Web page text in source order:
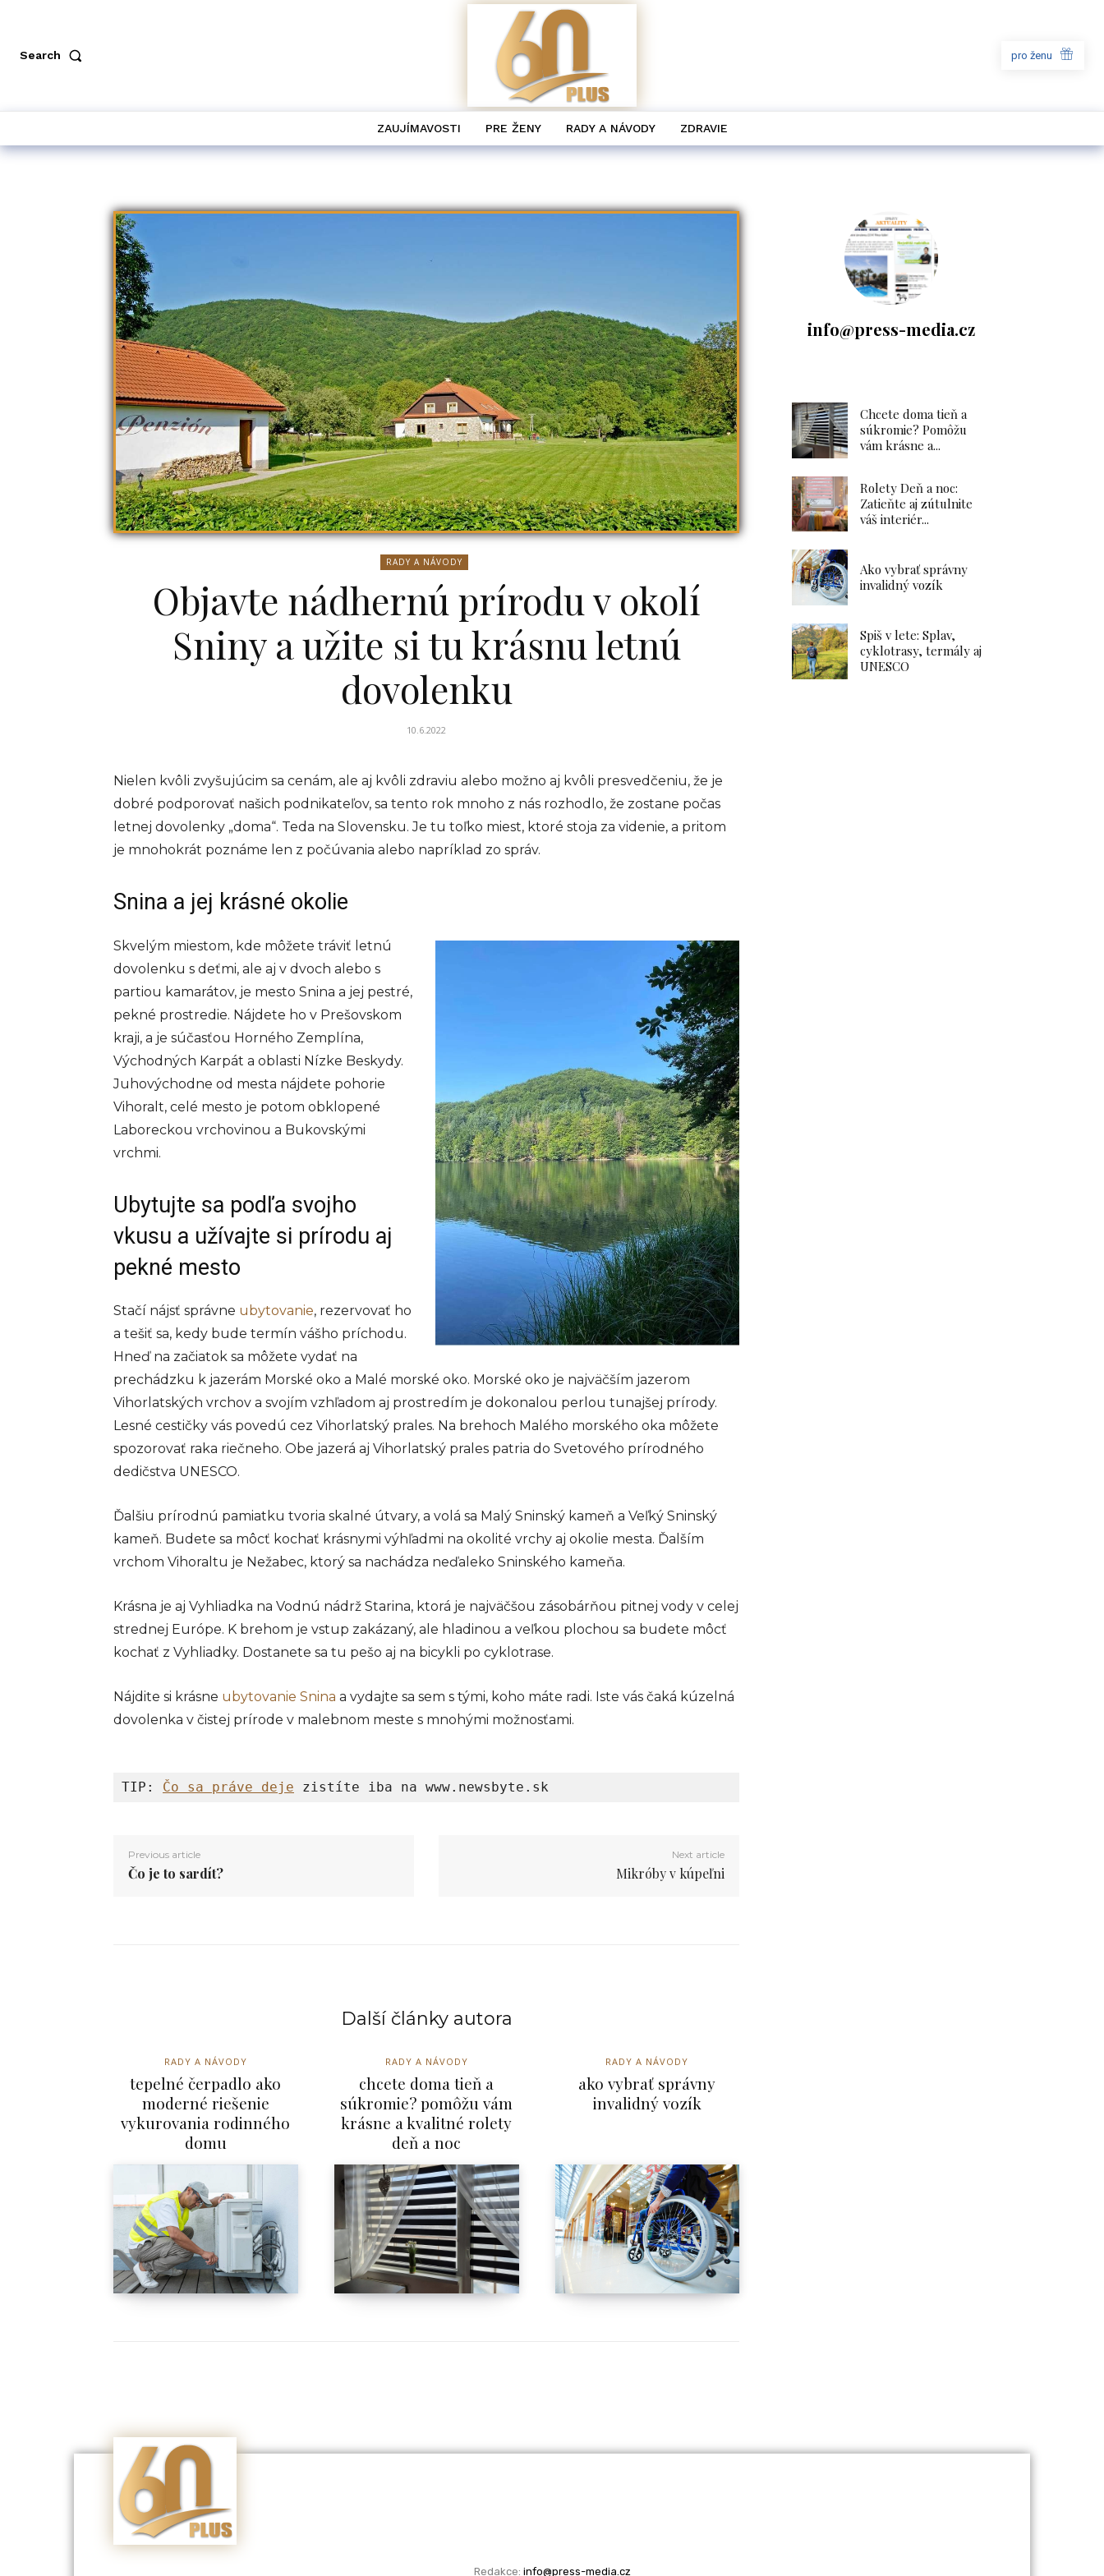
Search pro ženu
ZAUJÍMAVOSTI PRE ŽENY RADY A NÁVODY ZDRAVIE
RADY A NÁVODY
Objavte nádhernú prírodu v okolí
Sniny a užite si tu krásnu letnú
dovolenku
10.6.2022
Nielen kvôli zvyšujúcim sa cenám, ale aj kvôli zdraviu alebo možno aj kvôli presvedčeniu, že je
dobré podporovať našich podnikateľov, sa tento rok mnoho z nás rozhodlo, že zostane počas
letnej dovolenky „doma“. Teda na Slovensku. Je tu toľko miest, ktoré stoja za videnie, a pritom
je mnohokrát poznáme len z počúvania alebo napríklad zo správ.
Snina a jej krásné okolie
Skvelým miestom, kde môžete tráviť letnú
dovolenku s deťmi, ale aj v dvoch alebo s
partiou kamarátov, je mesto Snina a jej pestré,
pekné prostredie. Nájdete ho v Prešovskom
kraji, a je súčasťou Horného Zemplína,
Východných Karpát a oblasti Nízke Beskydy.
Juhovýchodne od mesta nájdete pohorie
Vihoralt, celé mesto je potom obklopené
Laboreckou vrchovinou a Bukovskými
vrchmi.
Ubytujte sa podľa svojho
vkusu a užívajte si prírodu aj
pekné mesto
Stačí nájsť správne ubytovanie, rezervovať ho
a tešiť sa, kedy bude termín vášho príchodu.
Hneď na začiatok sa môžete vydať na
prechádzku k jazerám Morské oko a Malé morské oko. Morské oko je najväčším jazerom
Vihorlatských vrchov a svojím vzhľadom aj prostredím je dokonalou perlou tunajšej prírody.
Lesné cestičky vás povedú cez Vihorlatský prales. Na brehoch Malého morského oka môžete
spozorovať raka riečneho. Obe jazerá aj Vihorlatský prales patria do Svetového prírodného
dedičstva UNESCO.
Ďalšiu prírodnú pamiatku tvoria skalné útvary, a volá sa Malý Sninský kameň a Veľký Sninský
kameň. Budete sa môcť kochať krásnymi výhľadmi na okolité vrchy aj okolie mesta. Ďalším
vrchom Vihoraltu je Nežabec, ktorý sa nachádza neďaleko Sninského kameňa.
Krásna je aj Vyhliadka na Vodnú nádrž Starina, ktorá je najväčšou zásobárňou pitnej vody v celej
strednej Európe. K brehom je vstup zakázaný, ale hladinou a veľkou plochou sa budete môcť
kochať z Vyhliadky. Dostanete sa tu pešo aj na bicykli po cyklotrase.
Nájdite si krásne ubytovanie Snina a vydajte sa sem s tými, koho máte radi. Iste vás čaká kúzelná
dovolenka v čistej prírode v malebnom meste s mnohými možnosťami.
TIP: Čo sa práve deje zistíte iba na www.newsbyte.sk
Previous article
Čo je to sardít?
Next article
Mikróby v kúpeľni
info@press-media.cz
Chcete doma tieň a
súkromie? Pomôžu
vám krásne a...
Rolety Deň a noc:
Zatieňte aj zútulnite
váš interiér...
Ako vybrať správny
invalidný vozík
Spiš v lete: Splav,
cyklotrasy, termály aj
UNESCO
Další články autora
RADY A NÁVODY
tepelné čerpadlo ako
moderné riešenie
vykurovania rodinného
domu
RADY A NÁVODY
chcete doma tieň a
súkromie? pomôžu vám
krásne a kvalitné rolety
deň a noc
RADY A NÁVODY
ako vybrať správny
invalidný vozík
Redakce: info@press-media.cz